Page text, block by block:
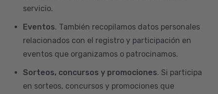
servicio.
Eventos. También recopilamos datos personales
relacionados con el registro y participación en
eventos que organizamos o patrocinamos.
Sorteos, concursos y promociones. Si participa
en sorteos, concursos y promociones que